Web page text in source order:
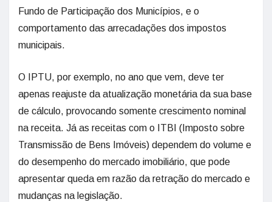
Fundo de Participação dos Municípios, e o
comportamento das arrecadações dos impostos
municipais.
O IPTU, por exemplo, no ano que vem, deve ter
apenas reajuste da atualização monetária da sua base
de cálculo, provocando somente crescimento nominal
na receita. Já as receitas com o ITBI (Imposto sobre
Transmissão de Bens Imóveis) dependem do volume e
do desempenho do mercado imobiliário, que pode
apresentar queda em razão da retração do mercado e
mudanças na legislação.